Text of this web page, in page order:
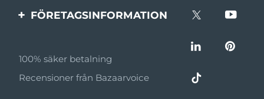
Produktregistrering
FÖRETAGSINFORMATION
Affiliateprogram
Affiliate-nyheter
100% säker betalning
Recensioner från Bazaarvoice